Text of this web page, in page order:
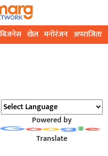
बिजनेस खेल मनोरंजन अपराजिता
Powered by
Translate